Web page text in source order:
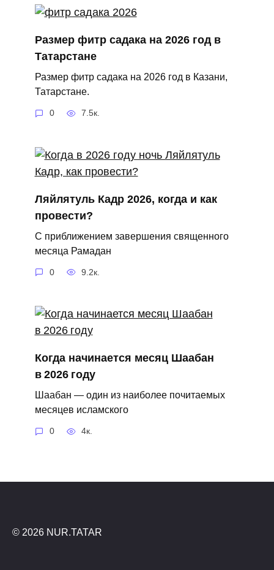
Размер фитр садака на 2026 год в
Татарстане
Размер фитр садака на 2026 год в Казани,
Татарстане.
0 7.5к.
Ляйлятуль Кадр 2026, когда и как
провести?
С приближением завершения священного
месяца Рамадан
0 9.2к.
Когда начинается месяц Шаабан
в 2026 году
Шаабан — один из наиболее почитаемых
месяцев исламского
0 4к.
© 2026 NUR.TATAR